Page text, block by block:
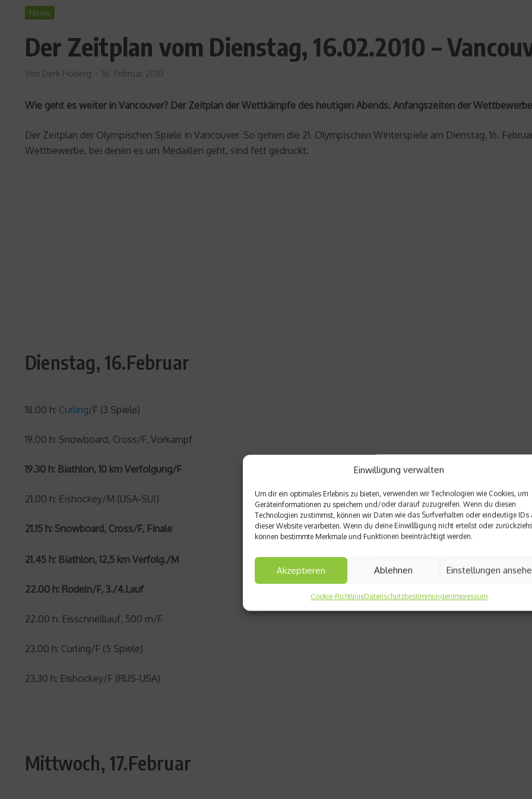
Einwilligung verwalten
Um dir ein optimales Erlebnis zu bieten, verwenden wir Technologien wie Cookies, um
Geräteinformationen zu speichern und/oder darauf zuzugreifen. Wenn du diesen
Technologien zustimmst, können wir Daten wie das Surfverhalten oder eindeutige IDs
dieser Website verarbeiten. Wenn du deine Einwillligung nicht erteilst oder
können bestimmte Merkmale und Funktionen beeinträchtigt werden.
Akzeptieren Ablehnen Einstellungen
Cookie-RichtlinieDatenschutzbestimmungenImpressum
News
Der Zeitplan vom Dienstag, 16.02.2010 –
Von Derk Hoberg 16. Februar 2010
Wie geht es weiter in Vancouver? Der Zeitplan der Wettkämpfe des heutigen Abends. Anfangszeiten der
Der Zeitplan der Olympischen Spiele in Vancouver. So gehen die 21. Olympischen Winterspiele am Dienstag, 16.
Wettbewerbe, bei denen es um Medaillen geht, sind fett gedruckt.
Dienstag, 16.Februar
18.00 h: Curling/F (3 Spiele)
19.00 h: Snowboard, Cross/F, Vorkampf
19.30 h: Biathlon, 10 km Verfolgung/F
21.00 h: Eishockey/M (USA-SUI)
21.15 h: Snowboard, Cross/F, Finale
21.45 h: Biathlon, 12,5 km Verfolg./M
22.00 h: Rodeln/F, 3./4.Lauf
22.00 h: Eisschnelllauf, 500 m/F
23.00 h: Curling/F (5 Spiele)
23.30 h: Eishockey/F (RUS-USA)
Mittwoch, 17.Februar